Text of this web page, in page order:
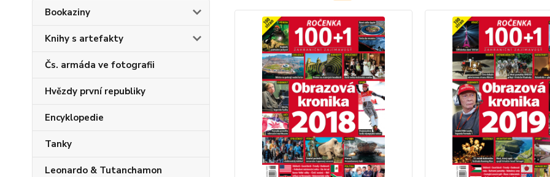
Bookaziny
Knihy s artefakty
Čs. armáda ve fotografii
Hvězdy první republiky
Encyklopedie
Tanky
Leonardo & Tutanchamon